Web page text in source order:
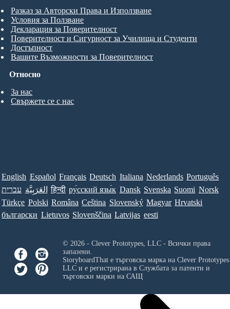
Относно
За нас
Свържете се с нас
Разказ за Авторски Права и Използване
Условия за Ползване
Декларация за Поверителност
Поверителност и Сигурност за Училища и Студенти
Достъпност
Вашите Възможности за Поверителност
English Español Français Deutsch Italiana Nederlands Português
עברית العَرَبِيَّة हिन्दी ру́сский язы́к Dansk Svenska Suomi Norsk
Türkçe Polski Româna Ceština Slovenský Magyar Hrvatski
български Lietuvos Slovenščina Latvijas eesti
© 2026 - Clever Prototypes, LLC - Всички права
запазени.
StoryboardThat е търговска марка на Clever
LLCи е регистрирана в Службата за патенти и
търговски марки на САЩ